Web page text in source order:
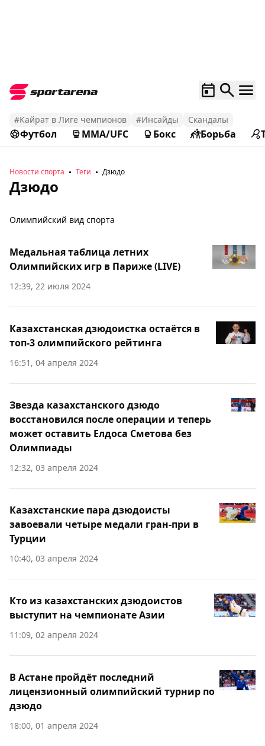
#Кайрат в Лиге чемпионов #Инсайды Скандалы
Футбол MMA/UFC Бокс Борьба
Новости спорта Теги Дзюдо
Дзюдо
Олимпийский вид спорта
Медальная таблица летних
Олимпийских игр в Париже (LIVE)
12:39, 22 июля 2024
Казахстанская дзюдоистка остаётся в
топ-3 олимпийского рейтинга
16:51, 04 апреля 2024
Звезда казахстанского дзюдо
восстановился после операции и теперь
может оставить Елдоса Сметова без
Олимпиады
12:32, 03 апреля 2024
Казахстанские пара дзюдоисты
завоевали четыре медали гран-при в
Турции
10:40, 03 апреля 2024
Кто из казахстанских дзюдоистов
выступит на чемпионате Азии
11:09, 02 апреля 2024
В Астане пройдёт последний
лицензионный олимпийский турнир по
дзюдо
18:00, 01 апреля 2024